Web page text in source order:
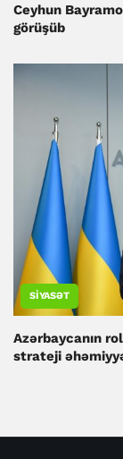
Ceyhun
görüşüb
SIYASƏT
Azərbaycanın
strateji